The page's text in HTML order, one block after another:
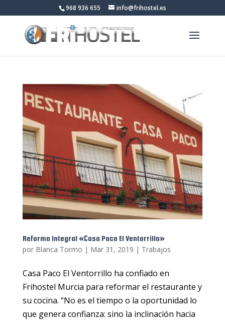
968 936 655 info@frihostel.es
Reforma Integral «Casa Paco El Ventorrillo»
por Blanca Tormo | Mar 31, 2019 | Trabajos
Casa Paco El Ventorrillo ha confiado en
Frihostel Murcia para reformar el restaurante y
su cocina. “No es el tiempo o la oportunidad lo
que genera confianza: sino la inclinación hacia